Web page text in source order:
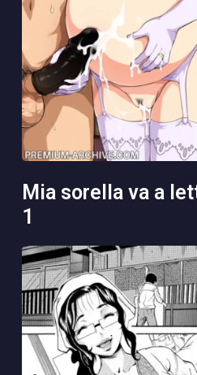
mia sorella va a letto con papà 3 pt
1